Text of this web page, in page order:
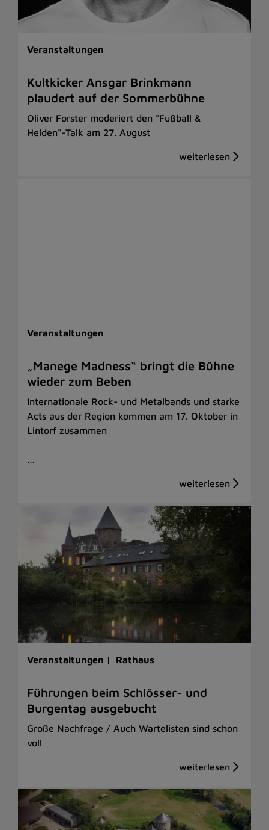
Veranstaltungen
Kultkicker Ansgar Brinkmann
plaudert auf der Sommerbühne
Oliver Forster moderiert den "Fußball &
Helden"-Talk am 27. August
Veranstaltungen
„Manege Madness“ bringt die Bühne
wieder zum Beben
Internationale Rock- und Metalbands und starke
Acts aus der Region kommen am 17. Oktober in
Lintorf zusammen
…
Veranstaltungen | Rathaus
Führungen beim Schlösser- und
Burgentag ausgebucht
Große Nachfrage / Auch Wartelisten sind schon
voll